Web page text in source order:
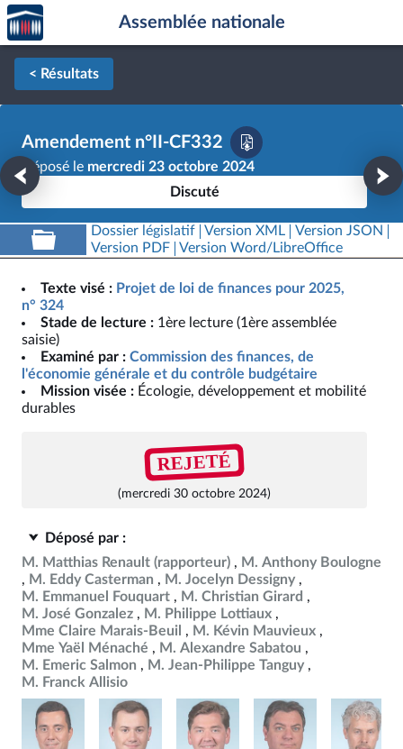
Aller au contenu
Aller en bas de la page
Accèder
à la
page
d'accueil
Assemblée nationale
< Résultats
Amendement n°II-CF332
Déposé le mercredi 23 octobre 2024
Discuté
Dossier législatif Version XML
Version JSON
Version PDF
Version Word/LibreOffice
Texte visé : Projet de loi de finances pour 2025,
n° 324
Stade de lecture : 1ère lecture (1ère assemblée
saisie)
Examiné par : Commission des finances, de
l'économie générale et du contrôle budgétaire
Mission visée : Écologie, développement et mobilité
durables
REJETÉ
(mercredi 30 octobre 2024)
Déposé par :
M. Matthias Renault (rapporteur)
M. Anthony Boulogne
M. Eddy Casterman
M. Jocelyn Dessigny
M. Emmanuel Fouquart
M. Christian Girard
M. José Gonzalez
M. Philippe Lottiaux
Mme Claire Marais-Beuil
M. Kévin Mauvieux
Mme Yaël Ménaché
M. Alexandre Sabatou
M. Emeric Salmon
M. Jean-Philippe Tanguy
M. Franck Allisio